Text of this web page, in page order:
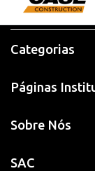
Categorias
Páginas
Sobre Nós
SAC